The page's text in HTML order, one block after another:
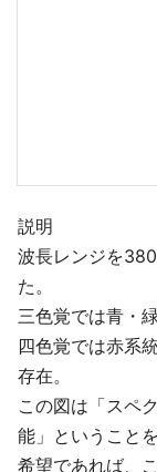
説明
波長レンジを
た。
三色覚では青・
四色覚では赤系
存在。
この図は「スペ
能」ということ
希望であれば、